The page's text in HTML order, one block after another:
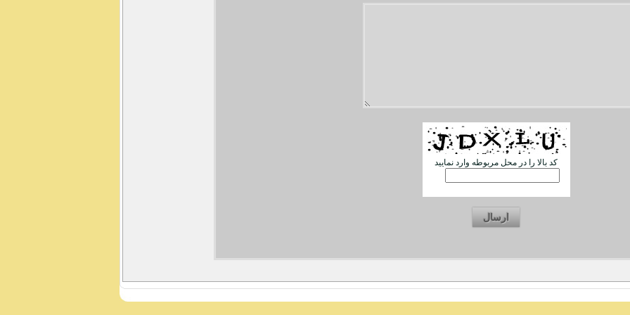
کد بالا را در محل مربوطه وارد نمایید
ارسال